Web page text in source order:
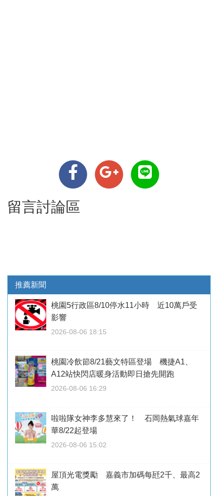
留言討論區
推薦新聞
桃園5行政區8/10停水11小時 近10萬戶受
影響
2026-08-06 18:15
桃園冷飲節8/21藝文特區登場 機捷A1、
A12站快閃店暖身活動即日搶先開跑
2026-08-06 16:29
啦啦隊女神李多慧來了！ 石岡熱氣球嘉年
華8/22起登場
2026-08-06 15:02
屋頂光電獎勵 嘉義市加碼每瓩2千、最高2
萬